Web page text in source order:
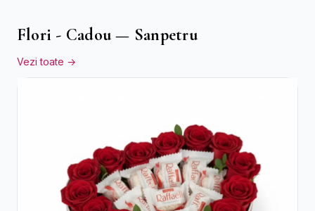
Flori - Cadou — Sanpetru
Vezi toate →